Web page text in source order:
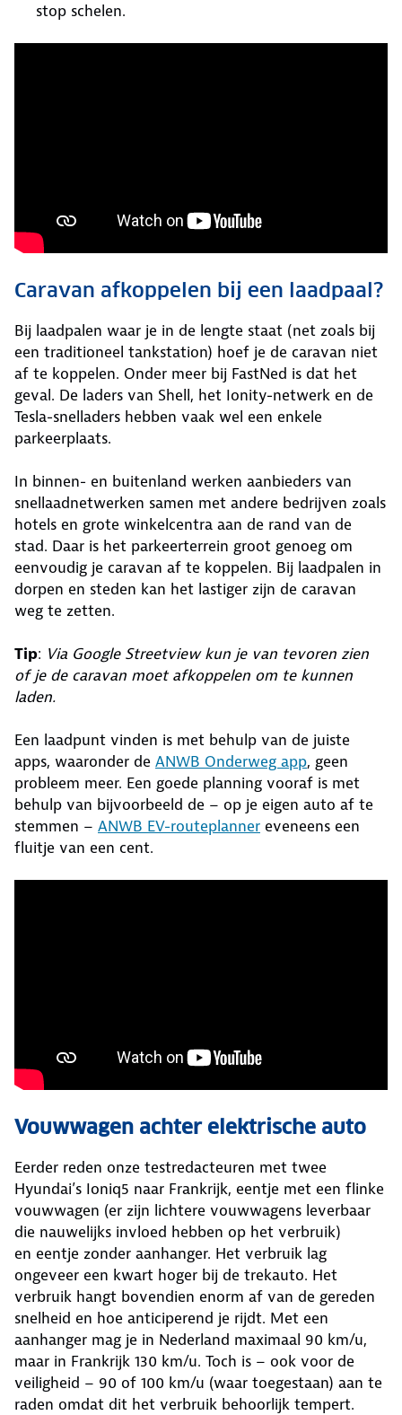
stop schelen.
Caravan afkoppelen bij een laadpaal?
Bij laadpalen waar je in de lengte staat (net zoals bij
een traditioneel tankstation) hoef je de caravan niet
af te koppelen. Onder meer bij FastNed is dat het
geval. De laders van Shell, het Ionity-netwerk en de
Tesla-snelladers hebben vaak wel een enkele
parkeerplaats.
In binnen- en buitenland werken aanbieders van
snellaadnetwerken samen met andere bedrijven zoals
hotels en grote winkelcentra aan de rand van de
stad. Daar is het parkeerterrein groot genoeg om
eenvoudig je caravan af te koppelen. Bij laadpalen in
dorpen en steden kan het lastiger zijn de caravan
weg te zetten.
Tip: Via Google Streetview kun je van tevoren zien
of je de caravan moet afkoppelen om te kunnen
laden.
Een laadpunt vinden is met behulp van de juiste
apps, waaronder de ANWB Onderweg app, geen
probleem meer. Een goede planning vooraf is met
behulp van bijvoorbeeld de – op je eigen auto af te
stemmen – ANWB EV-routeplanner eveneens een
fluitje van een cent.
Vouwwagen achter elektrische auto
Eerder reden onze testredacteuren met twee
Hyundai’s Ioniq5 naar Frankrijk, eentje met een flinke
vouwwagen (er zijn lichtere vouwwagens leverbaar
die nauwelijks invloed hebben op het verbruik)
en eentje zonder aanhanger. Het verbruik lag
ongeveer een kwart hoger bij de trekauto. Het
verbruik hangt bovendien enorm af van de gereden
snelheid en hoe anticiperend je rijdt. Met een
aanhanger mag je in Nederland maximaal 90 km/u,
maar in Frankrijk 130 km/u. Toch is – ook voor de
veiligheid – 90 of 100 km/u (waar toegestaan) aan te
raden omdat dit het verbruik behoorlijk tempert.